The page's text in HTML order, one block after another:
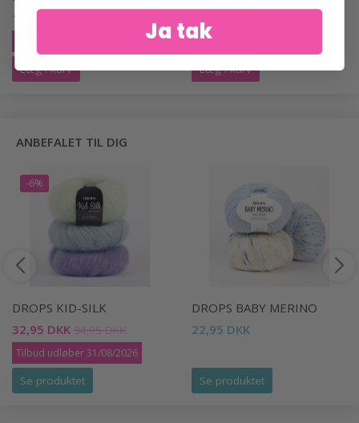
17,50 DKK
Læg i kurv Læg i kurv
ANBEFALET TIL DIG
-6%
DROPS KID-SILK
32,95 DKK 34,95 DKK
Tilbud udløber 31/08/2026
Se produktet
DROPS BABY MERINO
22,95 DKK
Se produktet
Ja tak